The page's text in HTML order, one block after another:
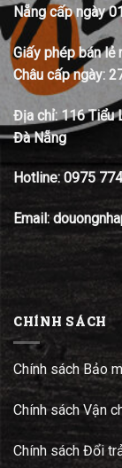
Nẵng cấp ngày
Giấy phép bán lẻ
Châu cấp ngày:
Địa chỉ: 116 Tiểu
Đà Nẵng
Hotline: 0975
Email:
CHÍNH SÁCH
Chính sách Bảo
Chính sách Vận
Chính sách Đổi